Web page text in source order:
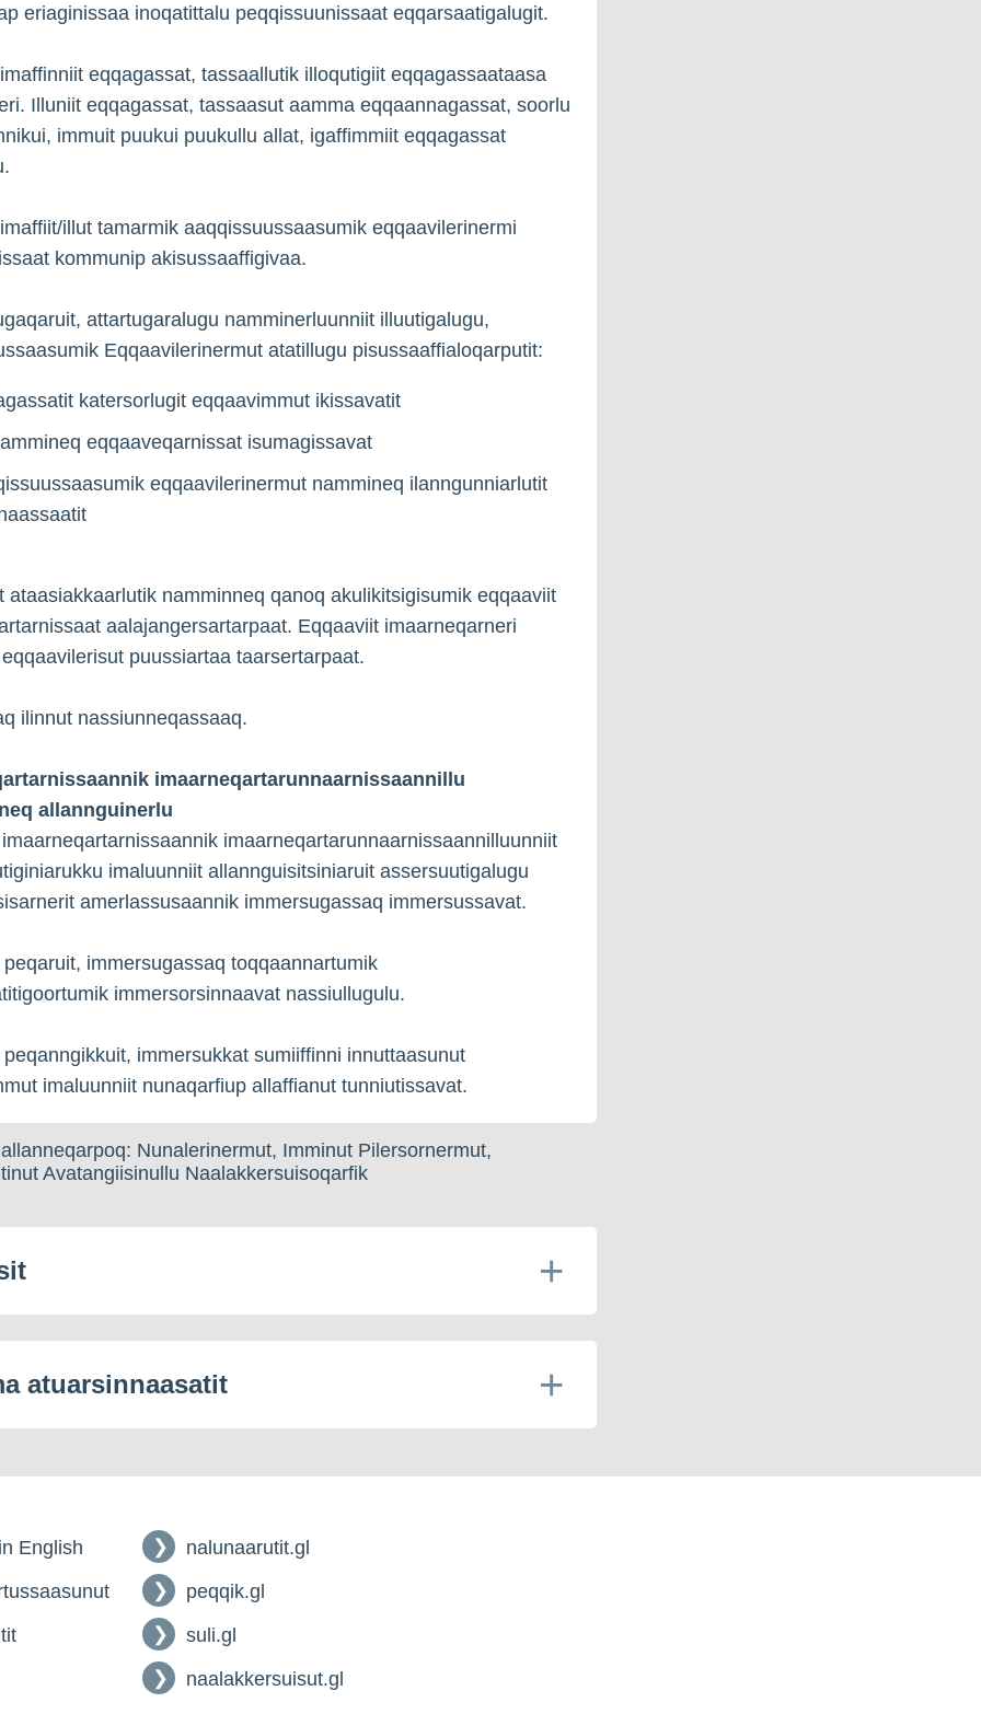
eriaginissaa inoqatittalu peqqissuunissaat eq­qarsaatigalugit.
eqqagassat, tassaallutik illoqutigiit eqqagassaataasa
Illuniit eqqagassat, tassaasut aamma eqqaannagassat, soorlu
immuit puukui puukullu allat, igaffimmiit eqqagassat
illut tamarmik aaqqissuussaasumik eqqaavilerinermi
kommunip akisussaaffigivaa.
attartugaralugu namminerluunniit illuutigalugu,
Eqqaavilerinermut atatillugu pisussaaffialoqarputit:
katersorlugit eqqaavimmut ikissavatit
eqqaaveqarnissat isumagissavat
eqqaavilerinermut nammineq ilanngunniarlutit
ataasiakkaarlutik namminneq qanoq akulikitsigisumik eqqaaviit
aalajangersartarpaat. Eqqaaviit imaarneqarneri
puussiartaa taarsertarpaat.
ilinnut nassiunneqassaaq.
imaarneqartarunnaarnissaannillu
allannguinerlu
imaarneqartarunnaarnissaannilluunniit
imaluunniit allannguisitsiniaruit assersuutigalugu
amerlassusaannik immersugassaq immersussavat.
immersugassaq toqqaannartumik
immersorsinnaavat nassiullugulu.
immersukkat sumiiffinni innuttaasunut
imaluunniit nunaqarfiup allaffianut tunniutissavat.
Nunalerinermut, Imminut Pilersornermut,
Avatangiisinullu Naalakkersuisoqarfik
atuarsinnaasatit
English
nalunaarutit.gl
peqqik.gl
suli.gl
naalakkersuisut.gl